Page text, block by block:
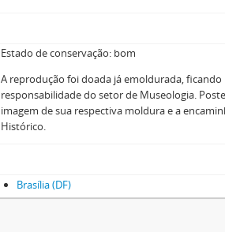
Estado de conservação: bom
A reprodução foi doada já emoldurada,
responsabilidade do setor de Museologia.
imagem de sua respectiva moldura e a
Histórico.
Brasília (DF)